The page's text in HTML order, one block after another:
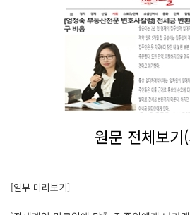
원문 전체보기
[일부 미리보기]